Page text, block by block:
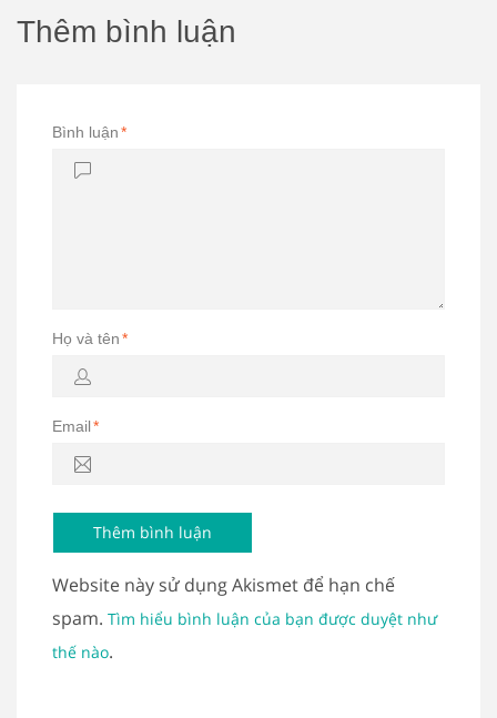
Thêm bình luận
Bình luận*
Họ và tên*
Email*
Website này sử dụng Akismet để hạn chế
spam. Tìm hiểu bình luận của bạn được duyệt như
thế nào.